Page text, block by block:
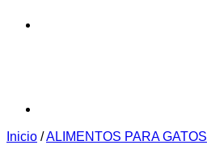
Inicio /ALIMENTOS PARA GATOS